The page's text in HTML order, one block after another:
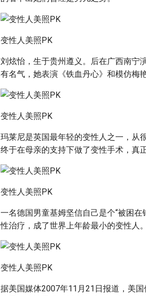
变性人美照PK
刘炫怡，生于贵州遵义。后在广西南宁
有名气，她表演《铁血丹心》和模仿梅
变性人美照PK
玛莱尼是英国最年轻的变性人之一，从
终于在母亲的支持下做了变性手术，真
变性人美照PK
一名德国男童基姆坚信自己是个“被困
性治疗，成了世界上年龄最小的变性人。
变性人美照PK
据美国媒体2007年11月21日报道，美